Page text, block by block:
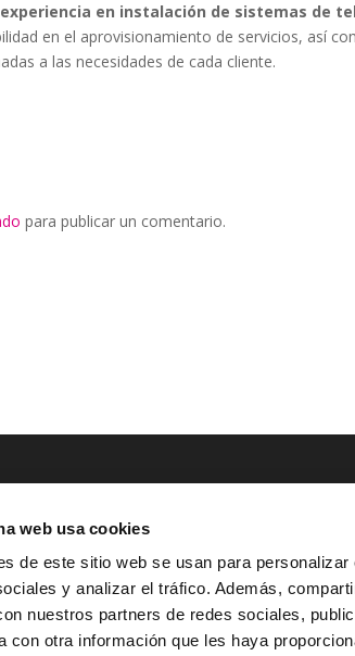
web usa cookies
de este sitio web se usan para
y analizar el tráfico. Además,
nuestros partners de redes sociales,
con otra información que les haya
experiencia en instalación de sistemas de
en el aprovisionamiento de servicios, así
a las necesidades de cada cliente.
para publicar un comentario.
CONTACTO
 Tel.: (+34) 900 800 806

HOLA@GRUPO-